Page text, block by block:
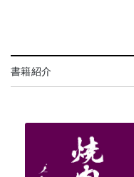
書籍紹介